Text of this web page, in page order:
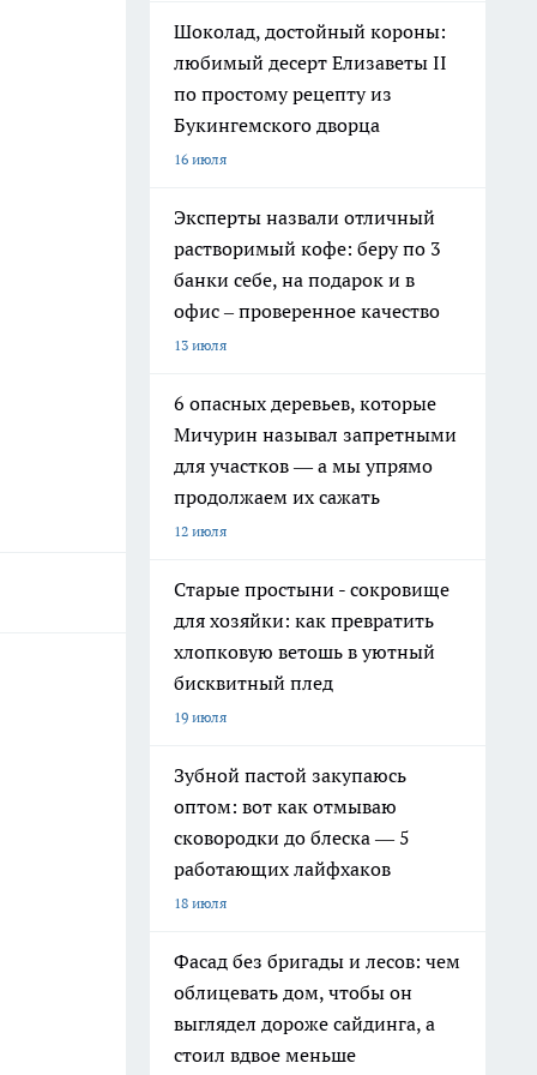
Шоколад, достойный короны:
любимый десерт Елизаветы II
по простому рецепту из
Букингемского дворца
16 июля
Эксперты назвали отличный
растворимый кофе: беру по 3
банки себе, на подарок и в
офис – проверенное качество
13 июля
6 опасных деревьев, которые
Мичурин называл запретными
для участков — а мы упрямо
продолжаем их сажать
12 июля
Старые простыни - сокровище
для хозяйки: как превратить
хлопковую ветошь в уютный
бисквитный плед
19 июля
Зубной пастой закупаюсь
оптом: вот как отмываю
сковородки до блеска — 5
работающих лайфхаков
18 июля
Фасад без бригады и лесов: чем
облицевать дом, чтобы он
выглядел дороже сайдинга, а
стоил вдвое меньше